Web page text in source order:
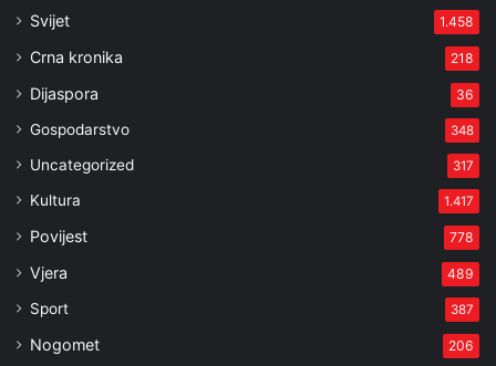
Svijet 1.458
Crna kronika 218
Dijaspora 36
Gospodarstvo 348
Uncategorized 317
Kultura 1.417
Povijest 778
Vjera 489
Sport 387
Nogomet 206